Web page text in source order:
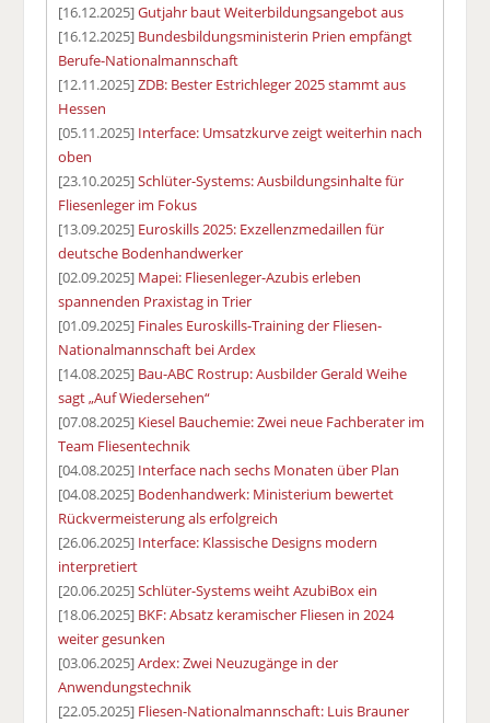
[16.12.2025]Gutjahr baut Weiterbildungsangebot aus
[16.12.2025] Bundesbildungsministerin Prien empfängt
Berufe-Nationalmannschaft
[12.11.2025]ZDB: Bester Estrichleger 2025 stammt aus
Hessen
[05.11.2025] Interface: Umsatzkurve zeigt weiterhin nach
oben
[23.10.2025]Schlüter-Systems: Ausbildungsinhalte für
Fliesenleger im Fokus
[13.09.2025] Euroskills 2025: Exzellenzmedaillen für
deutsche Bodenhandwerker
[02.09.2025] Mapei: Fliesenleger-Azubis erleben
spannenden Praxistag in Trier
[01.09.2025] Finales Euroskills-Training der Fliesen-
Nationalmannschaft bei Ardex
[14.08.2025] Bau-ABC Rostrup: Ausbilder Gerald Weihe
sagt „Auf Wiedersehen“
[07.08.2025] Kiesel Bauchemie: Zwei neue Fachberater im
Team Fliesentechnik
[04.08.2025] Interface nach sechs Monaten über Plan
[04.08.2025] Bodenhandwerk: Ministerium bewertet
Rückvermeisterung als erfolgreich
[26.06.2025] Interface: Klassische Designs modern
interpretiert
[20.06.2025]Schlüter-Systems weiht AzubiBox ein
[18.06.2025] BKF: Absatz keramischer Fliesen in 2024
weiter gesunken
[03.06.2025]Ardex: Zwei Neuzugänge in der
Anwendungstechnik
[22.05.2025] Fliesen-Nationalmannschaft: Luis Brauner